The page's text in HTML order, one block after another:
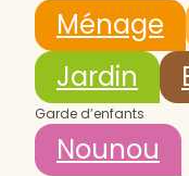
Ménage
Jardin
Garde d’enfants
Nounou